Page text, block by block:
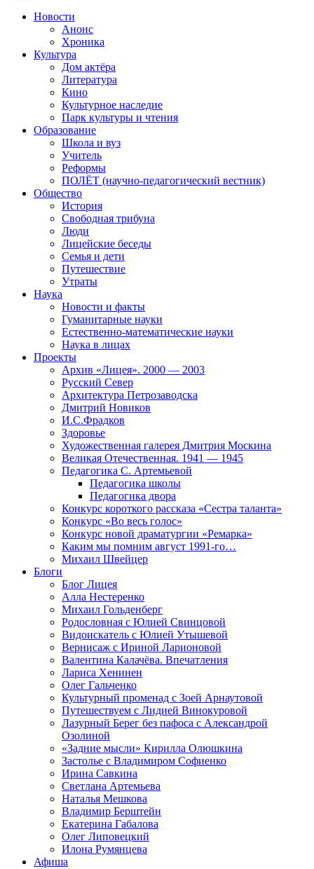
Новости
Анонс
Хроника
Культура
Дом актёра
Литература
Кино
Культурное наследие
Парк культуры и чтения
Образование
Школа и вуз
Учитель
Реформы
ПОЛЁТ (научно-педагогический вестник)
Общество
История
Свободная трибуна
Люди
Лицейские беседы
Семья и дети
Путешествие
Утраты
Наука
Новости и факты
Гуманитарные науки
Естественно-математические науки
Наука в лицах
Проекты
Архив «Лицея». 2000 — 2003
Русский Север
Архитектура Петрозаводска
Дмитрий Новиков
И.С.Фрадков
Здоровье
Художественная галерея Дмитрия Москина
Великая Отечественная. 1941 — 1945
Педагогика С. Артемьевой
Педагогика школы
Педагогика двора
Конкурс короткого рассказа «Сестра таланта»
Конкурс «Во весь голос»
Конкурс новой драматургии «Ремарка»
Каким мы помним август 1991-го…
Михаил Швейцер
Блоги
Блог Лицея
Алла Нестеренко
Михаил Гольденберг
Родословная с Юлией Свинцовой
Видоискатель с Юлией Утышевой
Вернисаж с Ириной Ларионовой
Валентина Калачёва. Впечатления
Лариса Хенинен
Олег Гальченко
Культурный променад с Зоей Арнаутовой
Путешествуем с Лидией Винокуровой
Лазурный Берег без пафоса с Александрой
Озолиной
«Задние мысли» Кирилла Олюшкина
Застолье с Владимиром Софиенко
Ирина Савкина
Светлана Артемьева
Наталья Мешкова
Владимир Берштейн
Екатерина Габалова
Олег Липовецкий
Илона Румянцева
Афиша